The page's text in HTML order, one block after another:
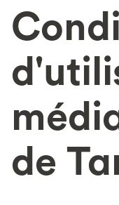
de